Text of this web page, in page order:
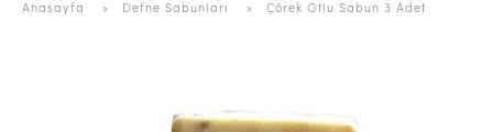
Anasayfa » Defne Sabunları » Çörek Otlu Sabun 3 Adet